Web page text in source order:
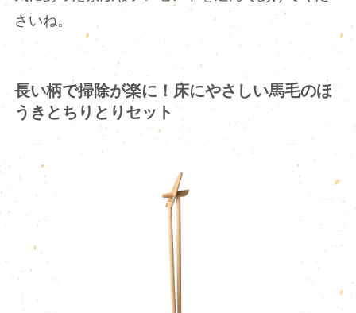
さいね。
長い柄で掃除が楽に！床にやさしい馬毛のほ
うきとちりとりセット